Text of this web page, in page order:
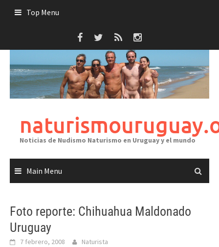
Top Menu
Noticias de Nudismo Naturismo en Uruguay y el mundo
Main Menu
Foto reporte: Chihuahua Maldonado
Uruguay
7 febrero, 2008 Naturista